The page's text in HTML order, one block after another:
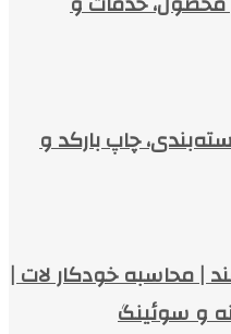
چاپ بارکد و
| محاسبه خودکار لات |
و سوئینگ